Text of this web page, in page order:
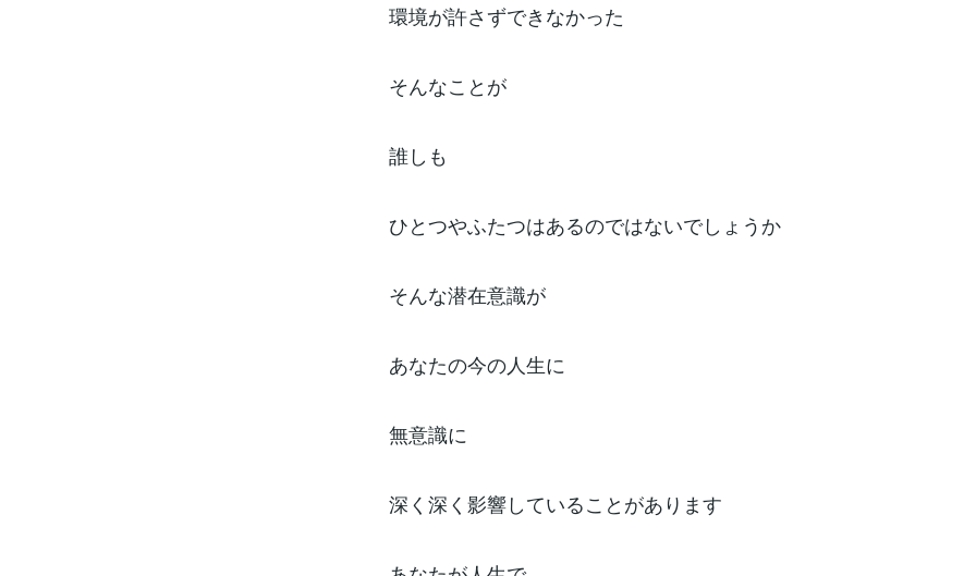
環境が許さずできなかった
そんなことが
誰しも
ひとつやふたつはあるのではないでしょうか
そんな潜在意識が
あなたの今の人生に
無意識に
深く深く影響していることがあります